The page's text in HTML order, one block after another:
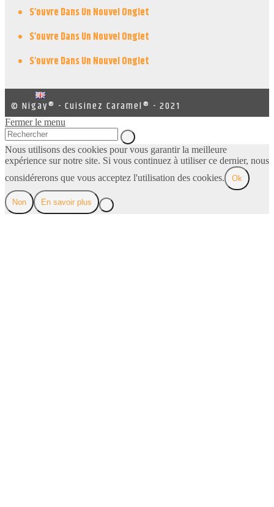
S’ouvre Dans Un Nouvel Onglet
S’ouvre Dans Un Nouvel Onglet
S’ouvre Dans Un Nouvel Onglet
© Nigay® - Cuisinez Caramel® - 2021
Fermer le menu
Nous utilisons des cookies pour vous garantir la meilleure
expérience sur notre site. Si vous continuez à utiliser ce dernier, nous
considérerons que vous acceptez l'utilisation des cookies.
Ok
Non En savoir plus